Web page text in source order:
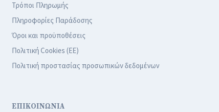
Τρόποι Πληρωμής
Πληροφορίες Παράδοσης
Όροι και προϋποθέσεις
Πολιτική Cookies (ΕΕ)
Πολιτική προστασίας προσωπικών δεδομένων
ΕΠΙΚΟΙΝΩΝΙΑ